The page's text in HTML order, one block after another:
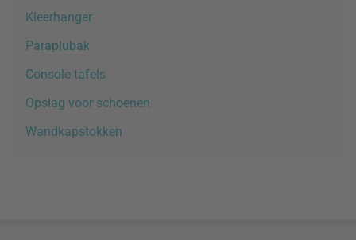
Kleerhanger
Paraplubak
Console tafels
Opslag voor schoenen
Wandkapstokken